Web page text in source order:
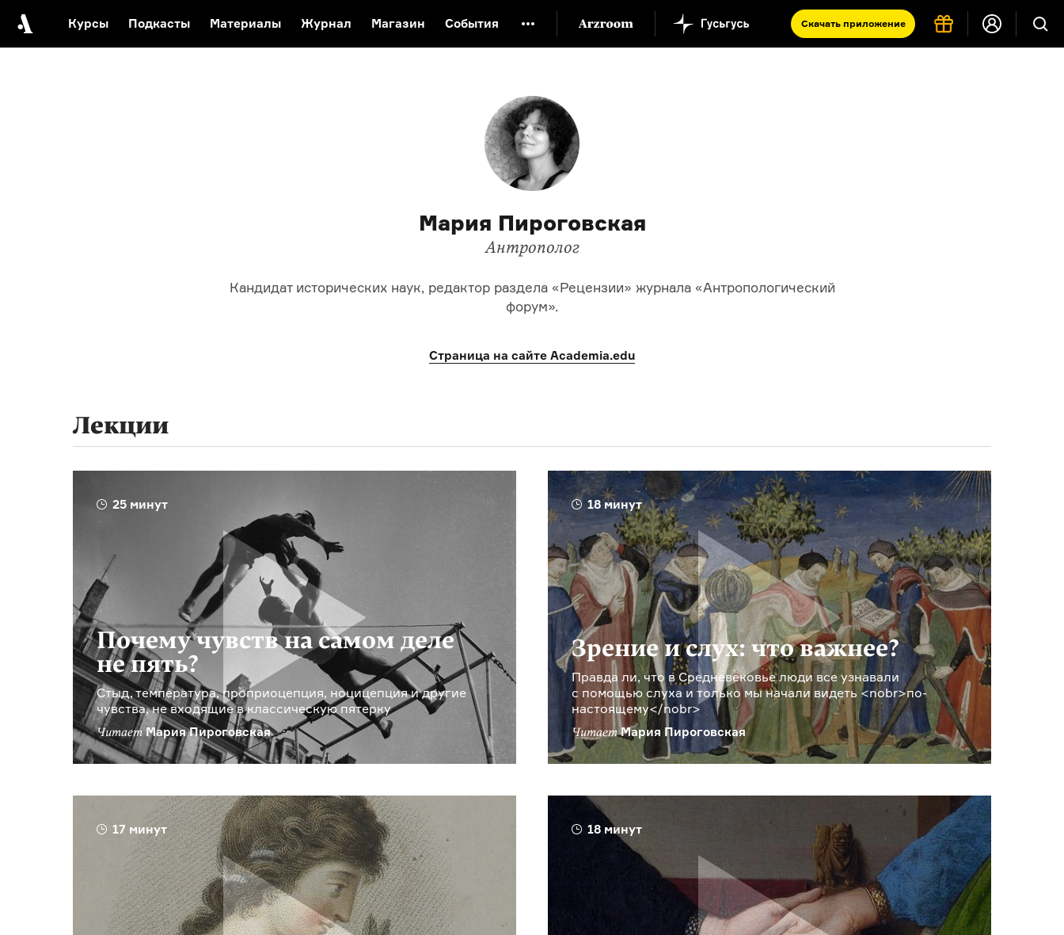
Курсы Подкасты Материалы Журнал Магазин События Скачать приложение
Русская литература XX века
Мария Пироговская
Антрополог
Кандидат исторических наук, редактор раздела «Рецензии» журнала «Антропологический
форум».
Страница на сайте Academia.edu
Лекции
25 минут
Почему чувств на самом деле
не пять?
Стыд, температура, проприоцепция, ноцицепция и другие
чувства, не входящие в классическую пятерку
ЧитаетМария Пироговская
18 минут
Зрение и слух: что важнее?
Правда ли, что в Средневековье люди все узнавали
с помощью слуха и только мы начали видеть <nobr>по-
настоящему</nobr>
ЧитаетМария Пироговская
17 минут 18 минут